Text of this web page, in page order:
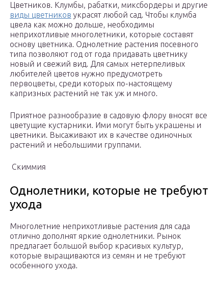
Цветников. Клумбы, рабатки, миксбордеры и другие
виды цветников украсят любой сад. Чтобы клумба
цвела как можно дольше, необходимы
неприхотливые многолетники, которые составят
основу цветника. Однолетние растения посевного
типа позволяют год от года придавать цветнику
новый и свежий вид. Для самых нетерпеливых
любителей цветов нужно предусмотреть
первоцветы, среди которых по-настоящему
капризных растений не так уж и много.
Приятное разнообразие в садовую флору вносят все
цветущие кустарники. Ими могут быть украшены и
цветники. Высаживают их в качестве одиночных
растений и небольшими группами.
Скиммия
Однолетники, которые не требуют
ухода
Многолетние неприхотливые растения для сада
отлично дополнят яркие однолетники. Рынок
предлагает большой выбор красивых культур,
которые выращиваются из семян и не требуют
особенного ухода.